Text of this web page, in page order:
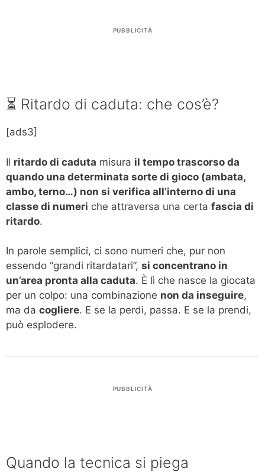
PUBBLICITÀ
⏳ Ritardo di caduta: che cos’è?
[ads3]
Il ritardo di caduta misura il tempo trascorso da
quando una determinata sorte di gioco (ambata,
ambo, terno…) non si verifica all’interno di una
classe di numeri che attraversa una certa fascia di
ritardo.
In parole semplici, ci sono numeri che, pur non
essendo “grandi ritardatari”, si concentrano in
un’area pronta alla caduta. È lì che nasce la giocata
per un colpo: una combinazione non da inseguire,
ma da cogliere. E se la perdi, passa. E se la prendi,
può esplodere.
PUBBLICITÀ
Quando la tecnica si piega